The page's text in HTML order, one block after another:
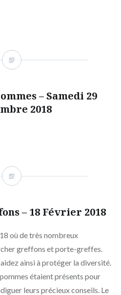
– Samedi 29
2018
– 18 Février 2018
où de très nombreux
greffons et porte-greffes.
ainsi à protéger la diversité.
étaient présents pour
leurs précieux conseils. Le